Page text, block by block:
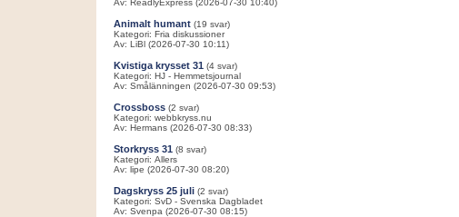
Av: ReadlyExpress (2026-07-30 10:40)
Animalt humant (19 svar)
Kategori: Fria diskussioner
Av: LiBl (2026-07-30 10:11)
Kvistiga krysset 31 (4 svar)
Kategori: HJ - Hemmetsjournal
Av: Smålänningen (2026-07-30 09:53)
Crossboss (2 svar)
Kategori: webbkryss.nu
Av: Hermans (2026-07-30 08:33)
Storkryss 31 (8 svar)
Kategori: Allers
Av: lipe (2026-07-30 08:20)
Dagskryss 25 juli (2 svar)
Kategori: SvD - Svenska Dagbladet
Av: Svenpa (2026-07-30 08:15)